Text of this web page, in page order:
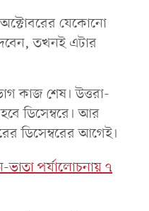
যেকোনো
তখনই এটার
কাজ শেষ। উত্তরা-
ডিসেম্বরে। আর
ডিসেম্বরের আগেই।
ভাতা পর্যালোচনায় ৭